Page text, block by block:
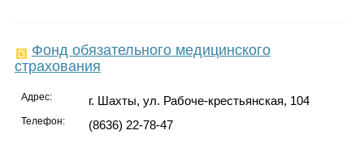
Фонд обязательного медицинского
страхования
Адрес: г. Шахты, ул. Рабоче-крестьянская, 104
Телефон: (8636) 22-78-47